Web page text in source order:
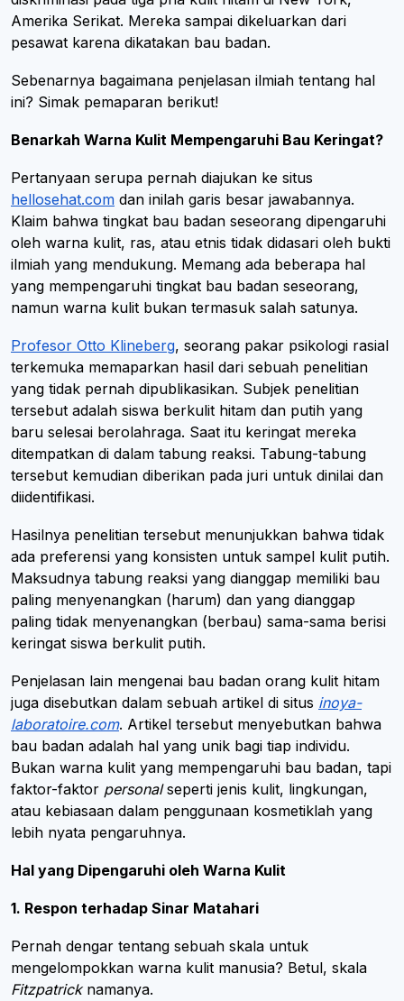
Amerika Serikat. Mereka sampai dikeluarkan dari
pesawat karena dikatakan bau badan.
Sebenarnya bagaimana penjelasan ilmiah tentang hal
ini? Simak pemaparan berikut!
Benarkah Warna Kulit Mempengaruhi Bau Keringat?
Pertanyaan serupa pernah diajukan ke situs
hellosehat.com dan inilah garis besar jawabannya.
Klaim bahwa tingkat bau badan seseorang dipengaruhi
oleh warna kulit, ras, atau etnis tidak didasari oleh bukti
ilmiah yang mendukung. Memang ada beberapa hal
yang mempengaruhi tingkat bau badan seseorang,
namun warna kulit bukan termasuk salah satunya.
Profesor Otto Klineberg, seorang pakar psikologi rasial
terkemuka memaparkan hasil dari sebuah penelitian
yang tidak pernah dipublikasikan. Subjek penelitian
tersebut adalah siswa berkulit hitam dan putih yang
baru selesai berolahraga. Saat itu keringat mereka
ditempatkan di dalam tabung reaksi. Tabung-tabung
tersebut kemudian diberikan pada juri untuk dinilai dan
diidentifikasi.
Hasilnya penelitian tersebut menunjukkan bahwa tidak
ada preferensi yang konsisten untuk sampel kulit putih.
Maksudnya tabung reaksi yang dianggap memiliki bau
paling menyenangkan (harum) dan yang dianggap
paling tidak menyenangkan (berbau) sama-sama berisi
keringat siswa berkulit putih.
Penjelasan lain mengenai bau badan orang kulit hitam
juga disebutkan dalam sebuah artikel di situs inoya-
laboratoire.com. Artikel tersebut menyebutkan bahwa
bau badan adalah hal yang unik bagi tiap individu.
Bukan warna kulit yang mempengaruhi bau badan, tapi
faktor-faktor personalseperti jenis kulit, lingkungan,
atau kebiasaan dalam penggunaan kosmetiklah yang
lebih nyata pengaruhnya.
Hal yang Dipengaruhi oleh Warna Kulit
1. Respon terhadap Sinar Matahari
Pernah dengar tentang sebuah skala untuk
mengelompokkan warna kulit manusia? Betul, skala
Fitzpatrick namanya.